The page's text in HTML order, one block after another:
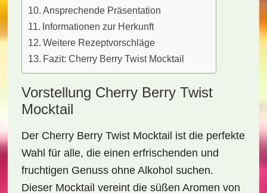
Ansprechende Präsentation
Informationen zur Herkunft
Weitere Rezeptvorschläge
Fazit: Cherry Berry Twist Mocktail
Vorstellung Cherry Berry Twist
Mocktail
Der Cherry Berry Twist Mocktail ist die perfekte
Wahl für alle, die einen erfrischenden und
fruchtigen Genussohne Alkohol suchen.
Dieser Mocktail vereint die süßen Aromen von